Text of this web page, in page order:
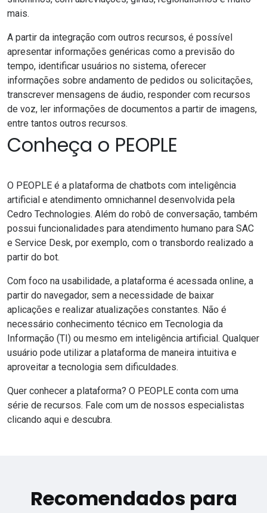
mais.
A partir da integração com outros recursos, é possível
apresentar informações genéricas como a previsão do
tempo, identificar usuários no sistema, oferecer
informações sobre andamento de pedidos ou solicitações,
transcrever mensagens de áudio, responder com recursos
de voz, ler informações de documentos a partir de imagens,
entre tantos outros recursos.
Conheça o PEOPLE
O PEOPLE é a plataforma de chatbots com inteligência
artificial e atendimento omnichannel desenvolvida pela
Cedro Technologies. Além do robô de conversação, também
possui funcionalidades para atendimento humano para SAC
e Service Desk, por exemplo, com o transbordo realizado a
partir do bot.
Com foco na usabilidade, a plataforma é acessada online, a
partir do navegador, sem a necessidade de baixar
aplicações e realizar atualizações constantes. Não é
necessário conhecimento técnico em Tecnologia da
Informação (TI) ou mesmo em inteligência artificial. Qualquer
usuário pode utilizar a plataforma de maneira intuitiva e
aproveitar a tecnologia sem dificuldades.
Quer conhecer a plataforma? O PEOPLE conta com uma
série de recursos. Fale com um de nossos especialistas
clicando aqui e descubra.
Recomendados para